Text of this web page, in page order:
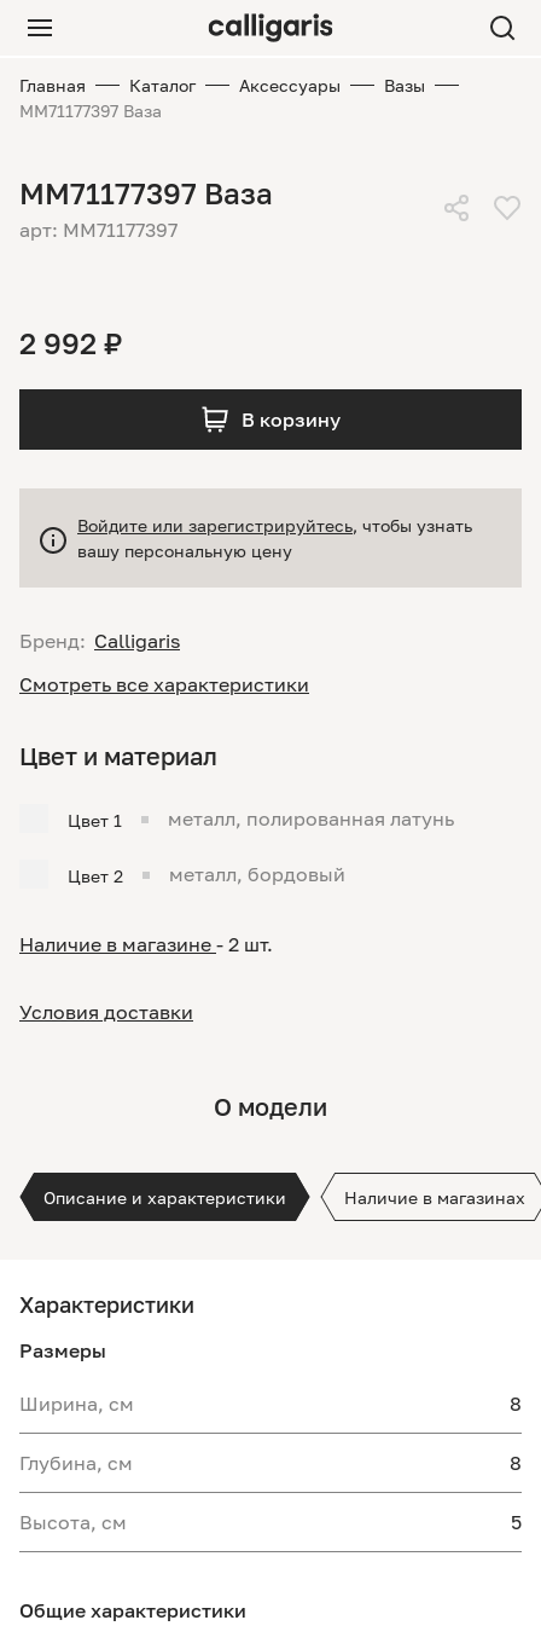
Главная Каталог Аксессуары
Вазы
MM71177397 Ваза
MM71177397 Ваза
арт: MM71177397
Бренд: Calligaris
Смотреть все характеристики
Войдите или зарегистрируйтесь, чтобы узнать
вашу персональную цену
2 992 ₽
В корзину
Цвет и материал
Цвет 1 металл, полированная латунь
Цвет 2 металл, бордовый
Наличие в магазине - 2 шт.
Условия доставки
О модели
Описание и характеристики Наличие в магазинах
Характеристики
Размеры
Ширина, см 8
Глубина, см 8
Высота, см 5
Общие характеристики